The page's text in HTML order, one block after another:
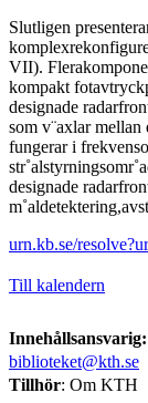
Slutligen
VII).
kompakt
designade
som v¨axlar mellan
fungerar i
designade
urn.kb.se/
Till kalendern
Innehållsansvarig:
biblioteket@kth.se
Tillhör: Om KTH